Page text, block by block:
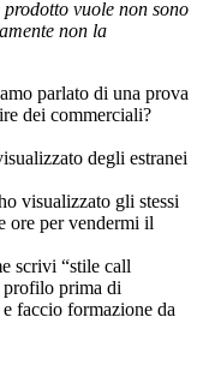
vuole non sono
non la
parlato di una prova
dei commerciali?
degli estranei
visualizzato gli stessi
ore per vendermi il
scrivi “stile call
profilo prima di
faccio formazione da